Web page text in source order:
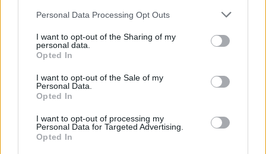
Personal Data Processing Opt Outs
I want to opt-out of the Sharing of my
personal data.
Opted In
I want to opt-out of the Sale of my
Personal Data.
Opted In
I want to opt-out of processing my
Personal Data for Targeted Advertising.
Opted In